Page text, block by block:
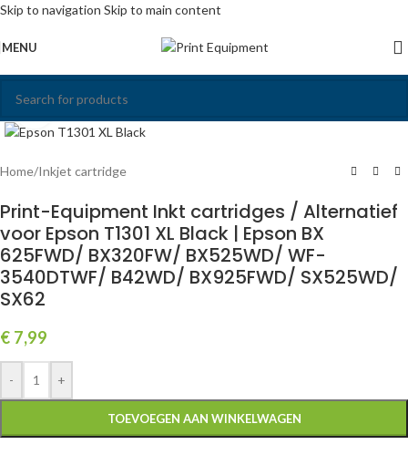
Skip to navigation Skip to main content
MENU
Click to enlarge
Home/Inkjet cartridge
Print-Equipment Inkt cartridges / Alternatief
voor Epson T1301 XL Black | Epson BX
625FWD/ BX320FW/ BX525WD/ WF-
3540DTWF/ B42WD/ BX925FWD/ SX525WD/
SX62
€ 7,99
- +
TOEVOEGEN AAN WINKELWAGEN